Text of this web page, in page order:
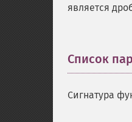
является
Список
Сигнатура